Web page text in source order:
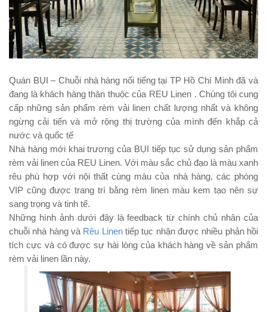
Quán BỤI – Chuỗi nhà hàng nổi tiếng tại TP Hồ Chí Minh đã và
đang là khách hàng thân thuộc của REU Linen . Chúng tôi cung
cấp những sản phẩm rèm vải linen chất lượng nhất và không
ngừng cải tiến và mở rộng thị trường của mình đến khắp cả
nước và quốc tế
Nhà hàng mới khai trương của BỤI tiếp tục sử dụng sản phẩm
rèm vải linen của REU Linen. Với màu sắc chủ đạo là màu xanh
rêu phù hợp với nội thất cùng màu của nhà hàng, các phòng
VIP cũng được trang trí bằng rèm linen màu kem tạo nên sự
sang trọng và tinh tế.
Những hình ảnh dưới đây là feedback từ chính chủ nhân của
chuỗi nhà hàng và Rêu Linentiếp tục nhận được nhiều phản hồi
tích cực và có được sự hài lòng của khách hàng về sản phẩm
rèm vải linen lần này.